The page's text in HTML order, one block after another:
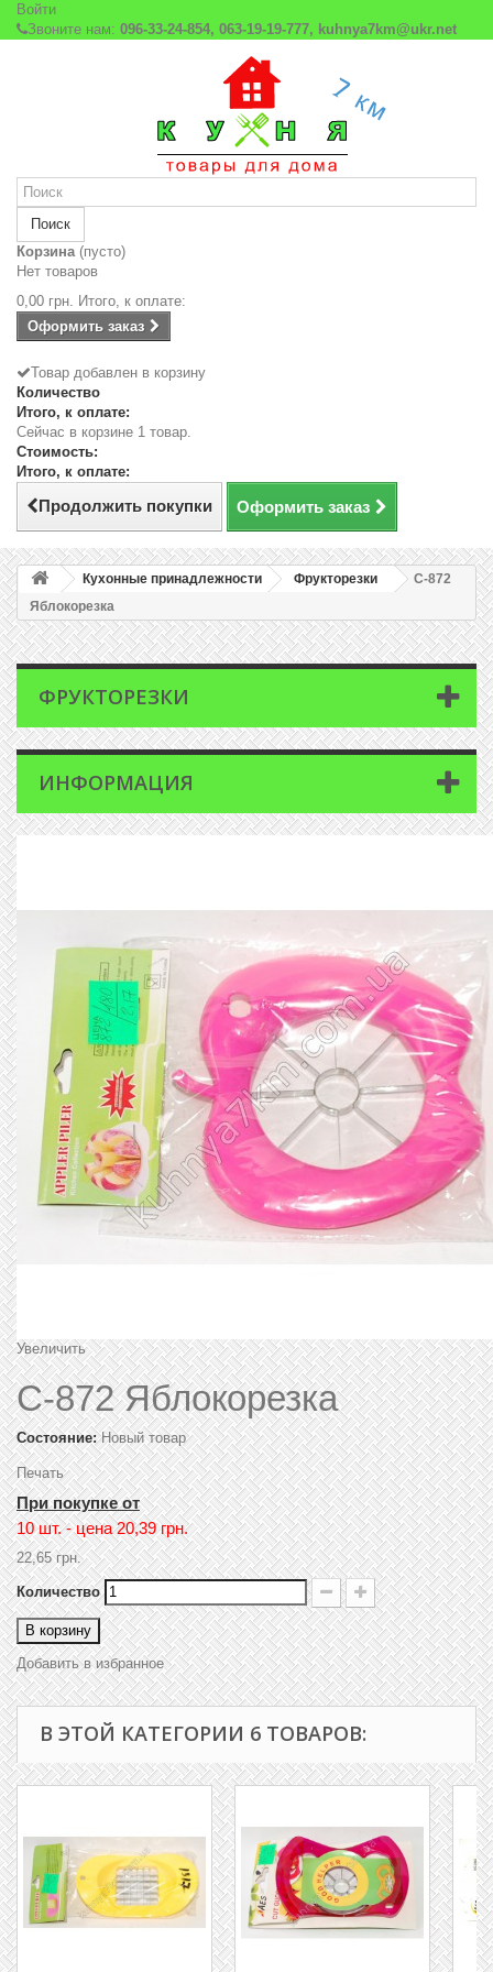
Войти
Звоните нам: 096-33-24-854, 063-19-19-777, kuhnya7km@ukr.net
Поиск
Корзина (пусто)
Нет товаров
0,00 грн. Итого, к оплате:
Оформить заказ
Товар добавлен в корзину
Количество
Итого, к оплате:
Сейчас в корзине 1 товар.
Стоимость:
Итого, к оплате:
Продолжить покупки Оформить заказ
Кухонные принадлежности Фрукторезки
C-872
Яблокорезка
ФРУКТОРЕЗКИ
ИНФОРМАЦИЯ
Увеличить
C-872 Яблокорезка
Состояние: Новый товар
Печать
При покупке от
10 шт. - цена20,39 грн.
22,65 грн.
Количество
В корзину
Добавить в избранное
В ЭТОЙ КАТЕГОРИИ 6 ТОВАРОВ: